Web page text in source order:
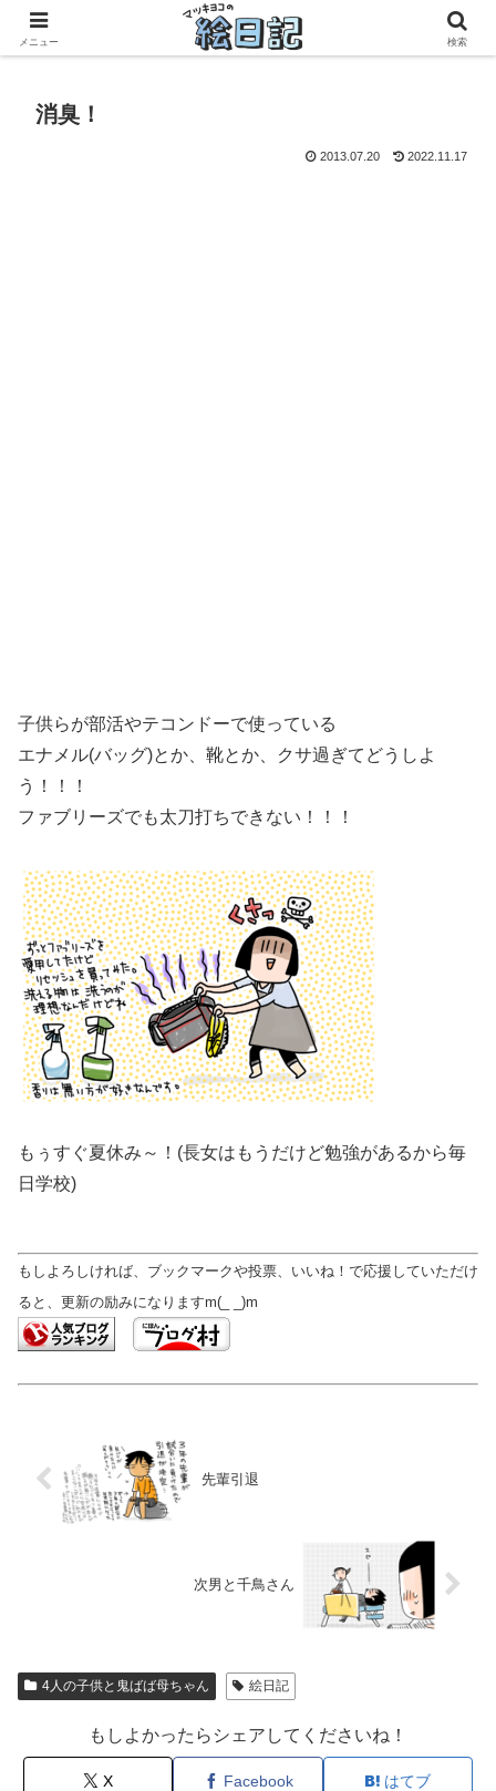
滋賀に移住した50代元主婦、フリーランス×パートの毎日
消臭！
2013.07.20 2022.11.17
子供らが部活やテコンドーで使っている
エナメル(バッグ)とか、靴とか、クサ過ぎてどうしよ
う！！！
ファブリーズでも太刀打ちできない！！！
もぅすぐ夏休み～！(長女はもうだけど勉強があるから毎
日学校)
もしよろしければ、ブックマークや投票、いいね！で応援していただけ
ると、更新の励みになりますm(_ _)m
先輩引退
次男と千鳥さん
4人の子供と鬼ばば母ちゃん 絵日記
もしよかったらシェアしてくださいね！
X Facebook はてブ
メニュー 検索